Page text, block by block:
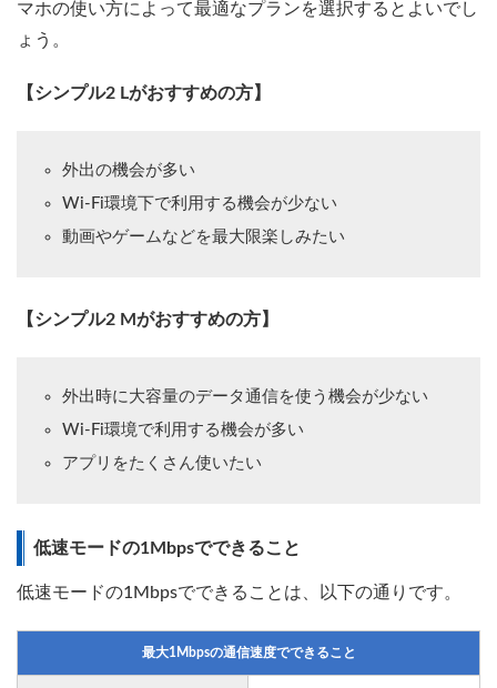
マホの使い方によって最適なプランを選択するとよいでし
ょう。
【シンプル2 Lがおすすめの方】
外出の機会が多い
Wi-Fi環境下で利用する機会が少ない
動画やゲームなどを最大限楽しみたい
【シンプル2 Mがおすすめの方】
外出時に大容量のデータ通信を使う機会が少ない
Wi-Fi環境で利用する機会が多い
アプリをたくさん使いたい
低速モードの1Mbpsでできること
低速モードの1Mbpsでできることは、以下の通りです。
最大1Mbpsの通信速度でできること